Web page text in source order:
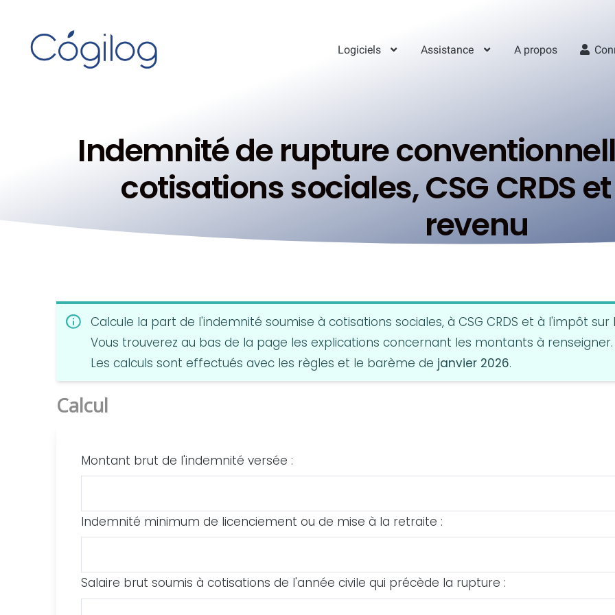
Logiciels Assistance A propos
Indemnité de rupture
cotisations sociales, CSG CRDS
revenu
Calcule la part de l'indemnité soumise à cotisations sociales, à CSG CRDS et à l'impôt sur
Vous trouverez au bas de la page les explications concernant les montants à renseigner.
Les calculs sont effectués avec les règles et le barème de janvier 2026.
Calcul
Montant brut de l'indemnité versée :
Indemnité minimum de licenciement ou de mise à la retraite :
Salaire brut soumis à cotisations de l'année civile qui précède la rupture :